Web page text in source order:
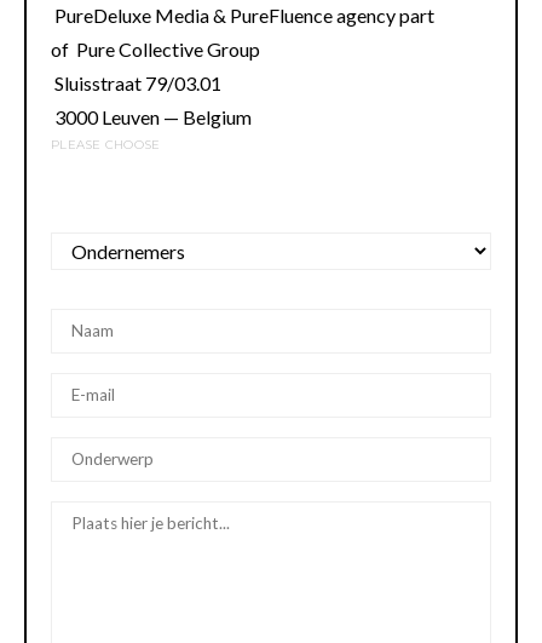
PureDeluxe Media & PureFluence agency part
of Pure Collective Group
Sluisstraat 79/03.01
3000 Leuven — Belgium
PLEASE CHOOSE